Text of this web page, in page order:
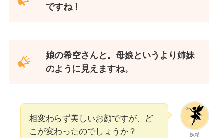
ですね！
娘の希空さんと。母娘というより姉妹
のように見えますね。
妖精
相変わらず美しいお顔ですが、ど
こが変わったのでしょうか？